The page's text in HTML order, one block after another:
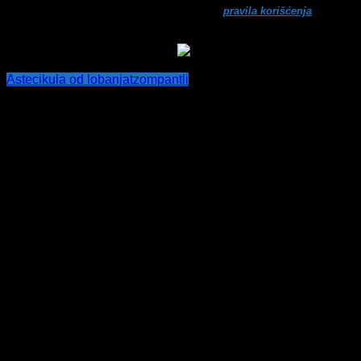
pravila korišćenjaza više
Astecikula od lobanjatzompantli